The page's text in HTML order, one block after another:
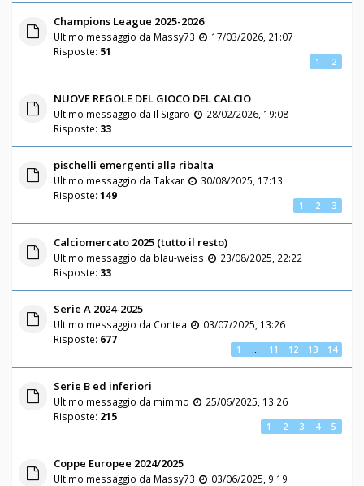
Champions League 2025-2026
Ultimo messaggio da Massy73
17/03/2026, 21:07
Risposte: 51
1 2
NUOVE REGOLE DEL GIOCO DEL CALCIO
Ultimo messaggio da Il Sigaro
28/02/2026, 19:08
Risposte: 33
pischelli emergenti alla ribalta
Ultimo messaggio da Takkar
30/08/2025, 17:13
Risposte: 149
1 2 3
Calciomercato 2025 (tutto il resto)
Ultimo messaggio da blau-weiss
23/08/2025, 22:22
Risposte: 33
Serie A 2024-2025
Ultimo messaggio da Contea
03/07/2025, 13:26
Risposte: 677
1 … 11 12 13 14
Serie B ed inferiori
Ultimo messaggio da mimmo
25/06/2025, 13:26
Risposte: 215
1 2 3 4 5
Coppe Europee 2024/2025
Ultimo messaggio da Massy73
03/06/2025, 9:19